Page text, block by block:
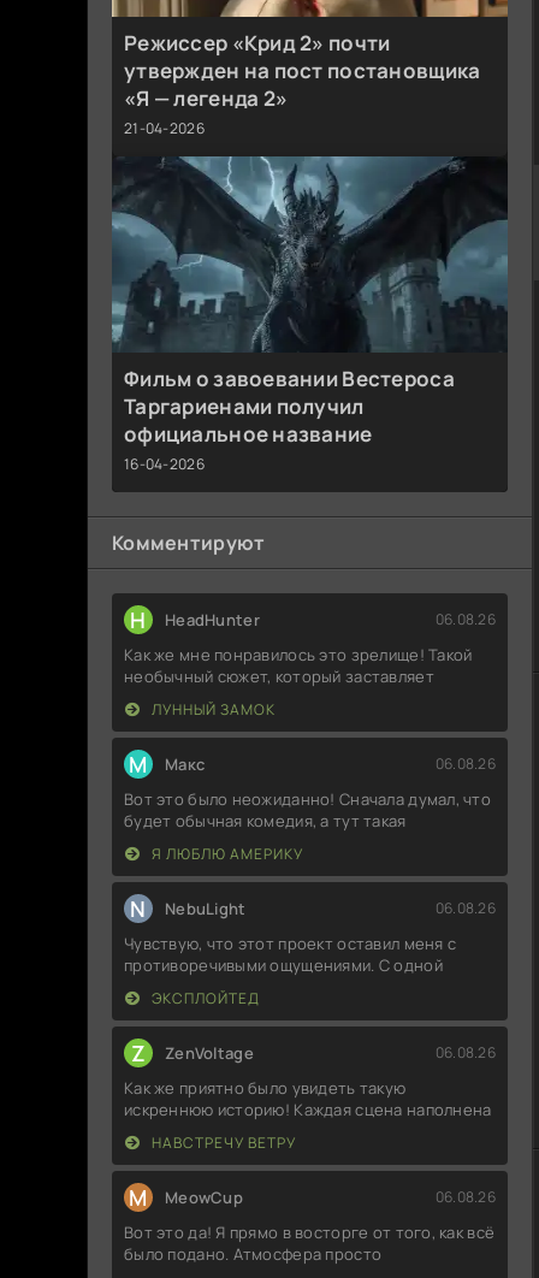
Режиссер «Крид 2» почти
утвержден на пост постановщика
«Я — легенда 2»
21-04-2026
Фильм о завоевании Вестероса
Таргариенами получил
официальное название
16-04-2026
Комментируют
H HeadHunter 06.08.26
Как же мне понравилось это зрелище! Такой
необычный сюжет, который заставляет
ЛУННЫЙ ЗАМОК
М Макс 06.08.26
Вот это было неожиданно! Сначала думал, что
будет обычная комедия, а тут такая
Я ЛЮБЛЮ АМЕРИКУ
N NebuLight 06.08.26
Чувствую, что этот проект оставил меня с
противоречивыми ощущениями. С одной
ЭКСПЛОЙТЕД
Z ZenVoltage 06.08.26
Как же приятно было увидеть такую
искреннюю историю! Каждая сцена наполнена
НАВСТРЕЧУ ВЕТРУ
M MeowCup 06.08.26
Вот это да! Я прямо в восторге от того, как всё
было подано. Атмосфера просто